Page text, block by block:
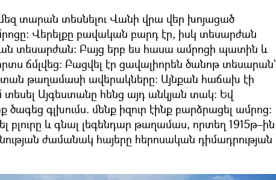
տարան տեսնելու Վանի վրա վեր խոյացած
Վերելքը բավական բարդ էր, իսկ տեսարժան
տեսարժան։ Բայց երբ ես հասա ամրոցի պատին և
ճմլվեց։ Բացվել էր ցավալիորեն ծանոթ տեսարան`
թաղամասի ավերակները։ Այնքան հաճախ էի
տեսել Այգեստանը հենց այդ անկյան տակ։ Եվ
գլխումս. մենք իզուր էինք բարձրացել ամրոց։
բլուրը և գնալ լեգենդար թաղամաս, որտեղ 1915թ–ին
ժամանակ հայերը հերոսական դիմադրության